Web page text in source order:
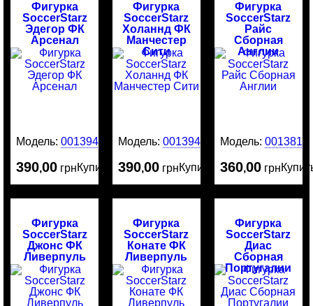
Фигурка
SoccerStarz
Эдегор ФК
Арсенал
Модель:0013946
390,00 грнКупить
Фигурка
SoccerStarz
Холаннд ФК
Манчестер
Сити
Модель:0013945
390,00 грнКупить
Фигурка
SoccerStarz
Райс
Сборная
Англии
Модель: 0013818
360,00 грн
Фигурка
SoccerStarz
Джонс ФК
Ливерпуль
Фигурка
SoccerStarz
Конате ФК
Ливерпуль
Фигурка
SoccerStarz
Диас
Сборная
Португалии